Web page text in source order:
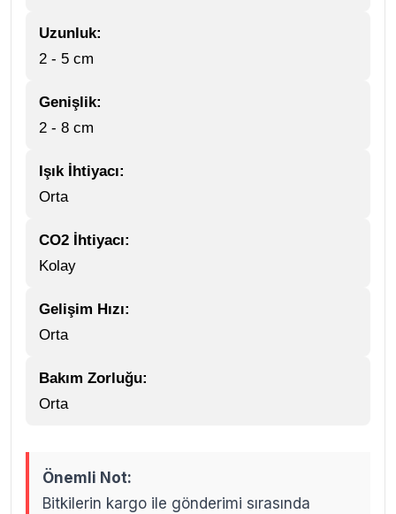
Uzunluk:
2 - 5 cm
Genişlik:
2 - 8 cm
Işık İhtiyacı:
Orta
CO2 İhtiyacı:
Kolay
Gelişim Hızı:
Orta
Bakım Zorluğu:
Orta
Önemli Not:
Bitkilerin kargo ile gönderimi sırasında